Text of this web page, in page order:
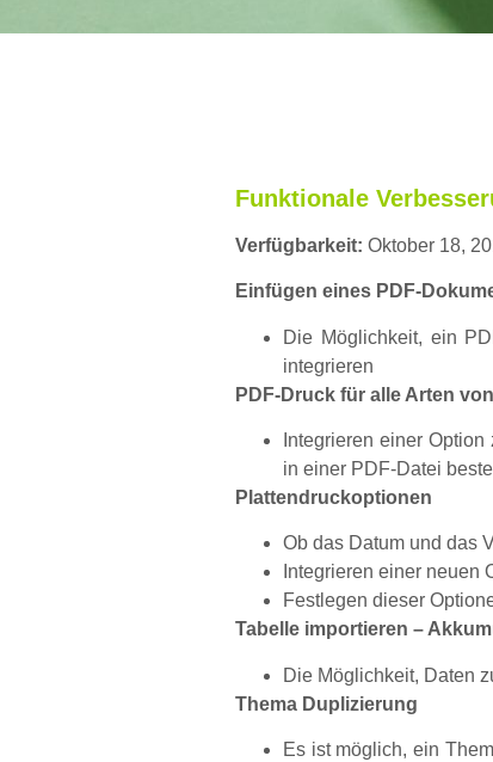
Funktionale
Verfügbarkeit: Oktober 18,
Einfügen eines PDF-
Die Möglichkeit, ein
integrieren
PDF-Druck für alle Arten
Integrieren einer
in einer PDF-Datei
Plattendruckoptionen
Ob das Datum und das
Integrieren einer neuen
Festlegen dieser
Tabelle importieren –
Die Möglichkeit, Daten
Thema Duplizierung
Es ist möglich, ein